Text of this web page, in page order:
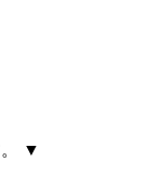
。 ▼